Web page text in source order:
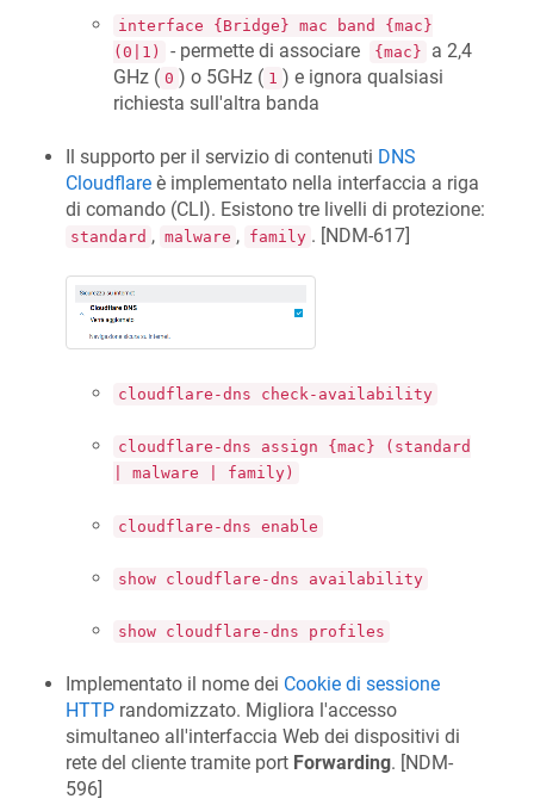
interface {Bridge} mac band {mac}
(0|1)
- permette di associare {mac}
a 2,4
GHz ( 0 ) o 5GHz ( 1 ) e ignora qualsiasi
richiesta sull'altra banda
Il supporto per il servizio di contenuti DNS
Cloudflare è implementato nella interfaccia a riga
di comando (CLI). Esistono tre livelli di protezione:
standard , malware , family . [NDM-617]
cloudflare-dns check-availability
cloudflare-dns assign {mac} (standard
| malware | family)
cloudflare-dns enable
show cloudflare-dns availability
show cloudflare-dns profiles
Implementato il nome dei Cookie di sessione
HTTP randomizzato. Migliora l'accesso
simultaneo all'interfaccia Web dei dispositivi di
rete del cliente tramite port Forwarding. [NDM-
596]